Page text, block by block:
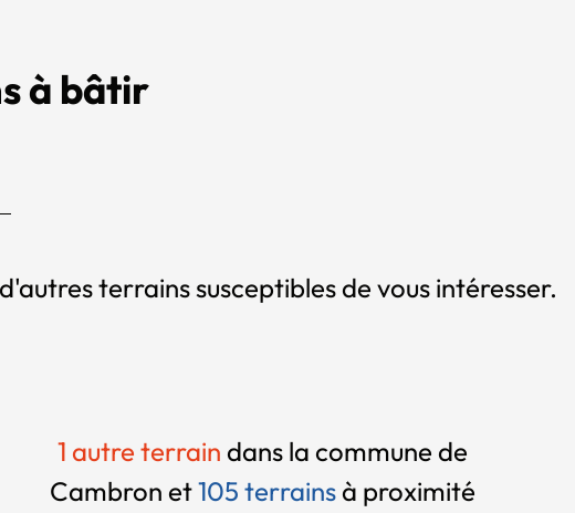
à bâtir
terrains susceptibles de vous intéresser.
1 autre terraindans la commune de
Cambron et105 terrainsà proximité